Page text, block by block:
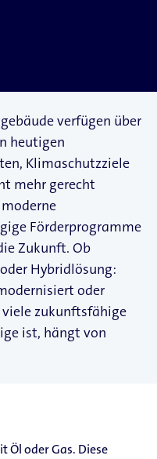
verfügen über
heutigen
Klimaschutzziele
mehr gerecht
Förderprogramme
Zukunft. Ob
Hybridlösung:
oder
zukunftsfähige
ist, hängt von
Öl oder Gas. Diese